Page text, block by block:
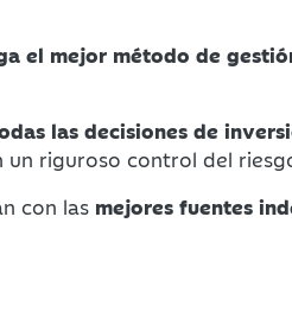
el mejor método de
las decisiones de
un riguroso control del
con las mejores fuentes